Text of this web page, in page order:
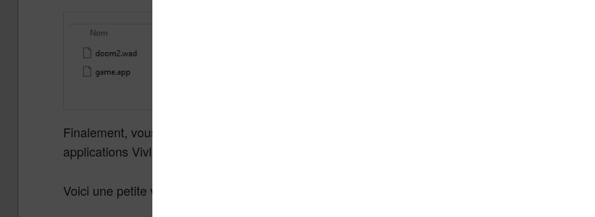
Finalement, vous pouvez lancer le jeu depuis le menu qui contient les petits logiciels et les
applications Vivlio.
Voici une petite vidéo avec les explications :